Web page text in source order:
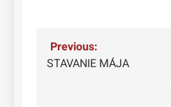
Navigácia
v
Previous:
STAVANIE MÁJA